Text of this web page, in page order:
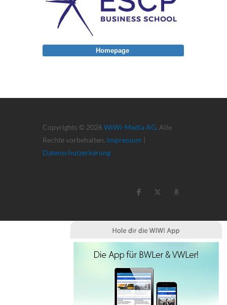
Copyrights © 2026 WiWi-Media AG. Alle
Rechte vorbehalten. Impressum |
Datenschutzerkärung
Homepage